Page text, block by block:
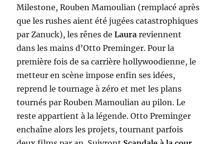
Milestone, Rouben Mamoulian (remplacé après
que les rushes aient été jugées catastrophiques
par Zanuck), les rênes deLaura reviennent
dans les mains d’Otto Preminger. Pour la
première fois de sa carrière hollywoodienne, le
metteur en scène impose enfin ses idées,
reprend le tournage à zéro et met les plans
tournés par Rouben Mamoulian au pilon. Le
reste appartient à la légende. Otto Preminger
enchaîne alors les projets, tournant parfois